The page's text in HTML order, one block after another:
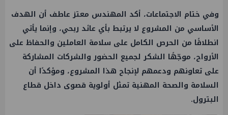
وفي ختام الاجتماعات، أكد المهندس معتز عاطف أن الهدف
الأساسي من المشروع لا يرتبط بأي عائد ربحي، وإنما يأتي
انطلاقًا من الحرص الكامل على سلامة العاملين والحفاظ على
الأرواح، موجّهًا الشكر لجميع الحضور والشركات المشاركة
على تعاونهم ودعمهم لإنجاح هذا المشروع، ومؤكدًا أن
السلامة والصحة المهنية تمثل أولوية قصوى داخل قطاع
البترول.